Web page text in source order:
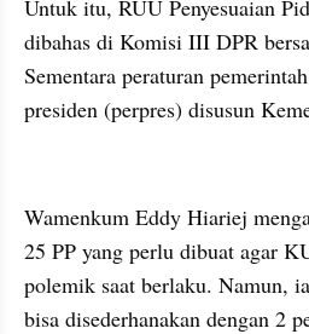
Untuk itu, RUU Penyesuaian
dibahas di Komisi III DPR
Sementara peraturan
presiden (perpres) disusun
Wamenkum Eddy Hiariej
25 PP yang perlu dibuat agar
polemik saat berlaku. Namun,
bisa disederhanakan dengan 2